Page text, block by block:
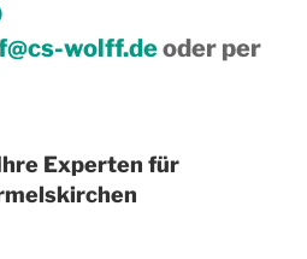
wolff.deoder per
Experten für